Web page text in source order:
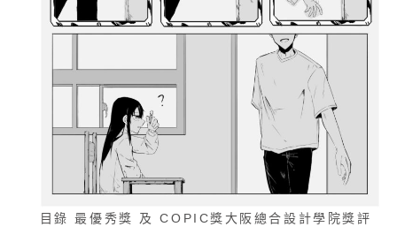
目錄 最優秀獎 及 COPIC獎大阪總合設計學院獎評